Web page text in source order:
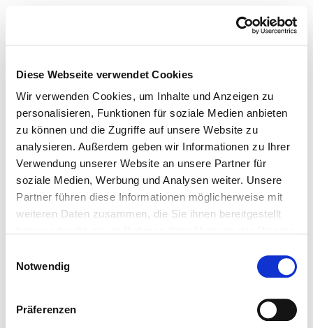
Diese Webseite verwendet Cookies
Wir verwenden Cookies, um Inhalte und Anzeigen zu
personalisieren, Funktionen für soziale Medien anbieten
zu können und die Zugriffe auf unsere Website zu
analysieren. Außerdem geben wir Informationen zu Ihrer
Verwendung unserer Website an unsere Partner für
soziale Medien, Werbung und Analysen weiter. Unsere
Partner führen diese Informationen möglicherweise mit
weiteren Daten zusammen, die Sie ihnen bereitgestellt
Notwendig
Präferenzen